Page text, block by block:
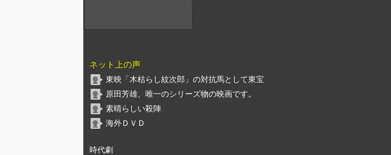
ネット上の声
東映「木枯らし紋次郎」の対抗馬として東宝
原田芳雄、唯一のシリーズ物の映画です。
素晴らしい殺陣
海外ＤＶＤ
時代劇